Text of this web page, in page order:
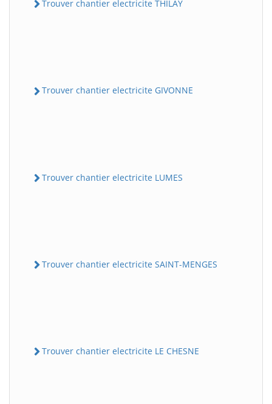
Trouver chantier electricite THILAY
Trouver chantier electricite GIVONNE
Trouver chantier electricite LUMES
Trouver chantier electricite SAINT-MENGES
Trouver chantier electricite LE CHESNE